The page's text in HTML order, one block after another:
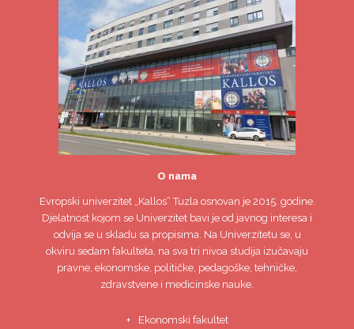
O nama
Evropski univerzitet„Kallos“ Tuzla osnovan je 2015. godine.
Djelatnost kojom se Univerzitet bavi je od javnog interesa i
odvija se u skladu sa propisima. Na Univerzitetu se, u
okviru sedam fakulteta, na sva tri nivoa studija izučavaju
pravne, ekonomske, političke, pedagoške, tehničke,
zdravstvene i medicinske nauke.
Ekonomski fakultet